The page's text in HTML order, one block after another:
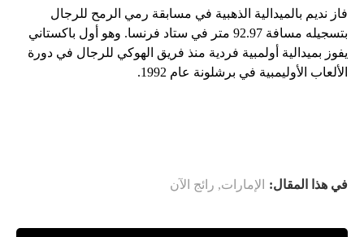
فاز نديم بالميدالية الذهبية في مسابقة رمي الرمح للرجال
بتسجيله مسافة 92.97 متر في ستاد فرنسا. وهو أول باكستاني
يفوز بميدالية أولمبية فردية منذ فريق الهوكي للرجال في دورة
الألعاب الأوليمبية في برشلونة عام 1992.
في هذا المقال: الإمارات, رائج الآن